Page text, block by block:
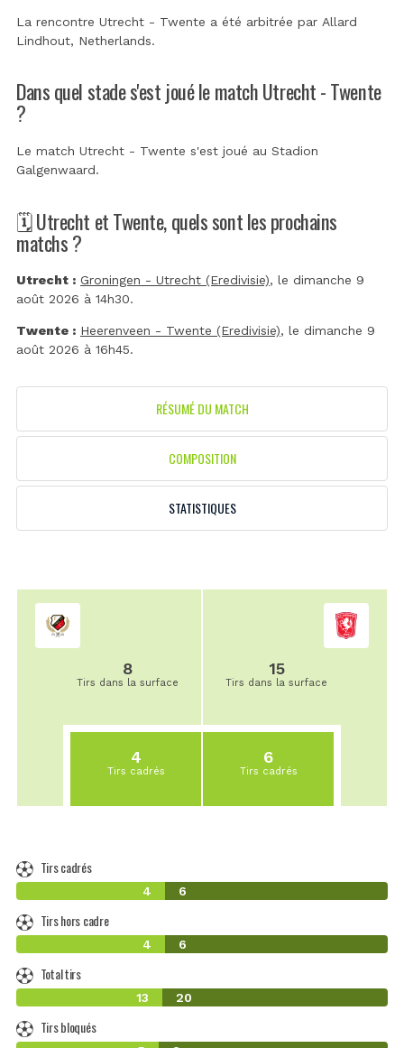
La rencontre Utrecht - Twente a été arbitrée par Allard
Lindhout, Netherlands.
Dans quel stade s'est joué le match Utrecht - Twente
?
Le match Utrecht - Twente s'est joué au Stadion
Galgenwaard.
🗓️ Utrecht et Twente, quels sont les prochains
matchs ?
Utrecht : Groningen - Utrecht (Eredivisie), le dimanche 9
août 2026 à 14h30.
Twente : Heerenveen - Twente (Eredivisie), le dimanche 9
août 2026 à 16h45.
RÉSUMÉ DU MATCH
COMPOSITION
STATISTIQUES
8
Tirs dans la surface
4
Tirs cadrés
15
Tirs dans la surface
6
Tirs cadrés
Tirs cadrés
4 6
Tirs hors cadre
4 6
Total tirs
13 20
Tirs bloqués